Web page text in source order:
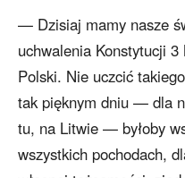
— Dzisiaj mamy nasze
uchwalenia Konstytucji
Polski. Nie uczcić
tak pięknym dniu — dla
tu, na Litwie — byłoby
wszystkich pochodach,